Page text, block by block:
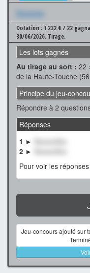
Xxxxxxx
Dotation : 1 232 € / 22
30/06/2026. Tirage.
Les lots gagnés
Au tirage au sort : 22
de la Haute-Touche
Principe du jeu-
Répondre à 2
Réponses
1 ►
XxxxxxXxx
2 ►
Pour voir les
Jeu-concours ajouté sur